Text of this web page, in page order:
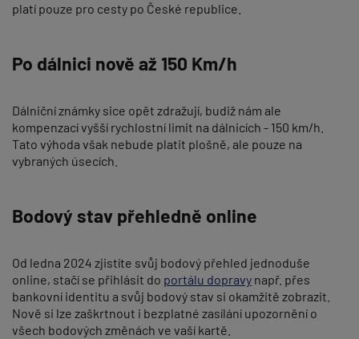
platí pouze pro cesty po České republice.
Po dálnici nově až 150 Km/h
Dálniční známky sice opět zdražují, budiž nám ale
kompenzací vyšší rychlostní limit na dálnicích - 150 km/h.
Tato výhoda však nebude platit plošně, ale pouze na
vybraných úsecích.
Bodový stav přehledně online
Od ledna 2024 zjistíte svůj bodový přehled jednoduše
online, stačí se přihlásit do portálu dopravy např. přes
bankovní identitu a svůj bodový stav si okamžitě zobrazit.
Nově si lze zaškrtnout i bezplatné zasílání upozornění o
všech bodových změnách ve vaší kartě.